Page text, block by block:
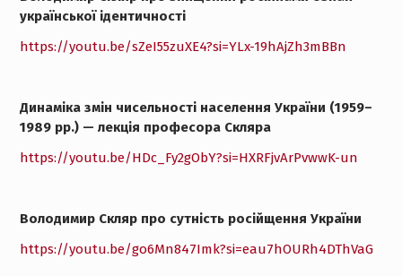
української ідентичності
https://youtu.be/sZeI55zuXE4?si=YLx-19hAjZh3mBBn
Динаміка змін чисельності населення України (1959–
1989 рр.) — лекція професора Скляра
https://youtu.be/HDc_Fy2gObY?si=HXRFjvArPvwwK-un
Володимир Скляр про сутність російщення України
https://youtu.be/go6Mn847Imk?si=eau7hOURh4DThVaG